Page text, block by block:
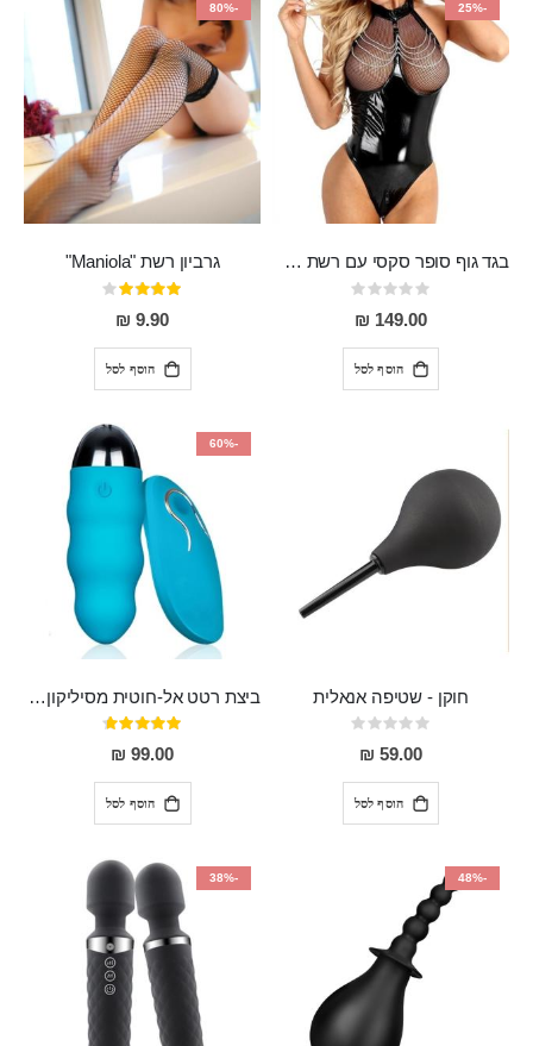
-25%
בגד גוף סופר סקסי עם רשת שקופה בחזה ושרשרות מלמעלה וריצרץ מלמטה Pan במפשעה
Rating:
0%
149.00 ₪
הוסף לסל
-80%
גרביון רשת "Maniola"
דירוג:
80%
9.90 ₪
הוסף לסל
חוקן - שטיפה אנאלית
Rating:
0%
59.00 ₪
הוסף לסל
-60%
ביצת רטט אל-חוטית מסיליקון רפואי בגודל של 8 ס"מ ורוחב 3 ס"מ בעלת 20 מהירויות שונות "ENKI"
דירוג:
93%
99.00 ₪
הוסף לסל
-48%
-38%